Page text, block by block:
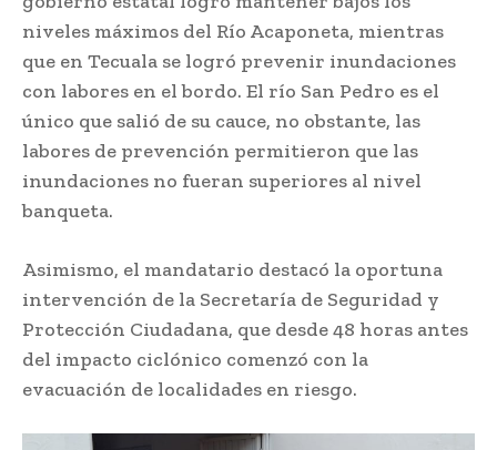
niveles máximos del Río Acaponeta, mientras
que en Tecuala se logró prevenir inundaciones
con labores en el bordo. El río San Pedro es el
único que salió de su cauce, no obstante, las
labores de prevención permitieron que las
inundaciones no fueran superiores al nivel
banqueta.
Asimismo, el mandatario destacó la oportuna
intervención de la Secretaría de Seguridad y
Protección Ciudadana, que desde 48 horas antes
del impacto ciclónico comenzó con la
evacuación de localidades en riesgo.